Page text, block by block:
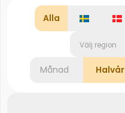
Alla
Välj region
Månad Halvår